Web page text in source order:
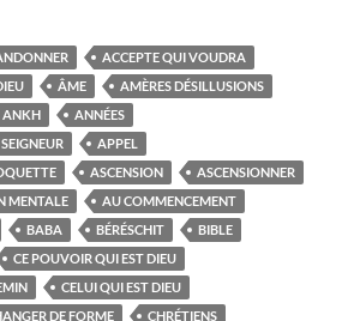
ACCEPTE QUI VOUDRA
ÂME
AMÈRES DÉSILLUSIONS
ANKH
ANNÉES
APPEL
ASCENSION
ASCENSIONNER
MENTALE
AU COMMENCEMENT
BABA BÉRÉSCHIT
BIBLE
CE POUVOIR QUI EST DIEU
CELUI QUI EST DIEU
DE FORME CHRÉTIENS